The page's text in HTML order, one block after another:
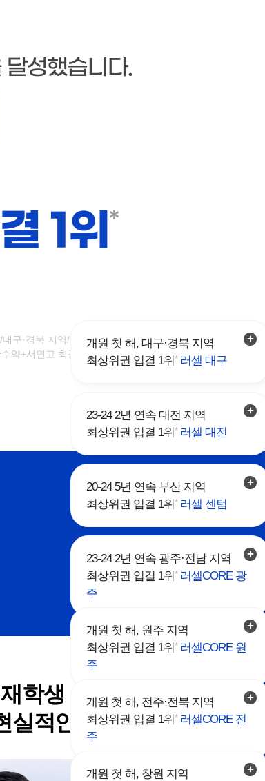
개원 첫 해, 대구·경북 지역
최상위권 입결 1위* 러셀 대구
23-24 2년 연속 대전 지역
최상위권 입결 1위* 러셀 대전
20-24 5년 연속 부산 지역
최상위권 입결 1위* 러셀 센텀
23-24 2년 연속 광주·전남 지역
최상위권 입결 1위* 러셀CORE 광
주
개원 첫 해, 원주 지역
최상위권 입결 1위* 러셀CORE 원
주
개원 첫 해, 전주·전북 지역
최상위권 입결 1위* 러셀CORE 전
주
개원 첫 해, 창원 지역
구·경북 지역/부산 지역/광주·전남 지역/대전 지역/원주 지
약+서연고 최종 합격자 노출 수 비교 기준 (2024.02.29 기
학생
실적인 방안!